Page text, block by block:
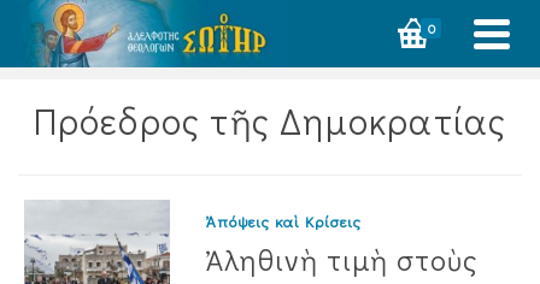
0
Πρόεδρος τῆς Δημοκρατίας
Ἀπόψεις καὶ Κρίσεις
Ἀληθινὴ τιμὴ στοὺς